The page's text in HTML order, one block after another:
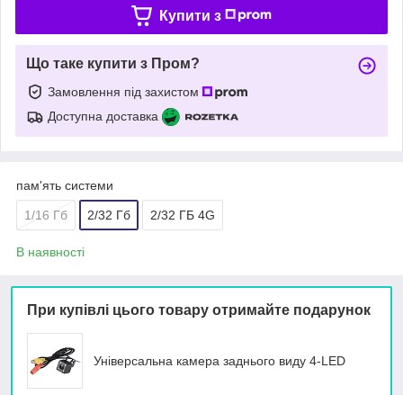
Купити з
Що таке купити з Пром?
Замовлення під захистом
Доступна доставка
пам'ять системи
1/16 Гб 2/32 Гб 2/32 ГБ 4G
В наявності
При купівлі цього товару отримайте подарунок
Універсальна камера заднього виду 4-LED